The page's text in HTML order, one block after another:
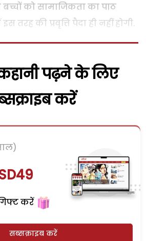
बच्चों को सामाजिकता का पाठ
तरह की प्रवृत्ति पैदा ही नहीं होगी.
पढ़ने के लिए
करें
करें
सब्सक्राइब करें